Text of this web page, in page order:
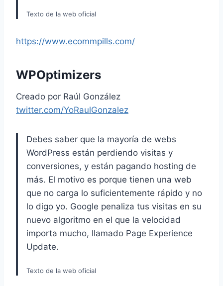
Texto de la web oficial
https://www.ecommpills.com/
WPOptimizers
Creado por Raúl González
twitter.com/YoRaulGonzalez
Debes saber que la mayoría de webs
WordPress están perdiendo visitas y
conversiones, y están pagando hosting de
más. El motivo es porque tienen una web
que no carga lo suficientemente rápido y no
lo digo yo. Google penaliza tus visitas en su
nuevo algoritmo en el que la velocidad
importa mucho, llamado Page Experience
Update.
Texto de la web oficial